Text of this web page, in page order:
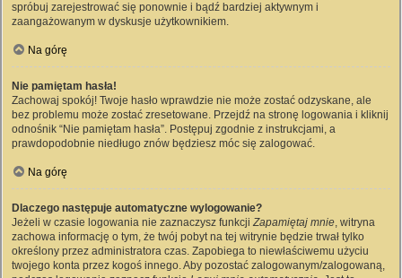
spróbuj zarejestrować się ponownie i bądź bardziej aktywnym i
zaangażowanym w dyskusje użytkownikiem.
Na górę
Nie pamiętam hasła!
Zachowaj spokój! Twoje hasło wprawdzie nie może zostać odzyskane, ale
bez problemu może zostać zresetowane. Przejdź na stronę logowania i kliknij
odnośnik “Nie pamiętam hasła”. Postępuj zgodnie z instrukcjami, a
prawdopodobnie niedługo znów będziesz móc się zalogować.
Na górę
Dlaczego następuje automatyczne wylogowanie?
Jeżeli w czasie logowania nie zaznaczysz funkcjiZapamiętaj mnie, witryna
zachowa informację o tym, że twój pobyt na tej witrynie będzie trwał tylko
określony przez administratora czas. Zapobiega to niewłaściwemu użyciu
twojego konta przez kogoś innego. Aby pozostać zalogowanym/zalogowaną,